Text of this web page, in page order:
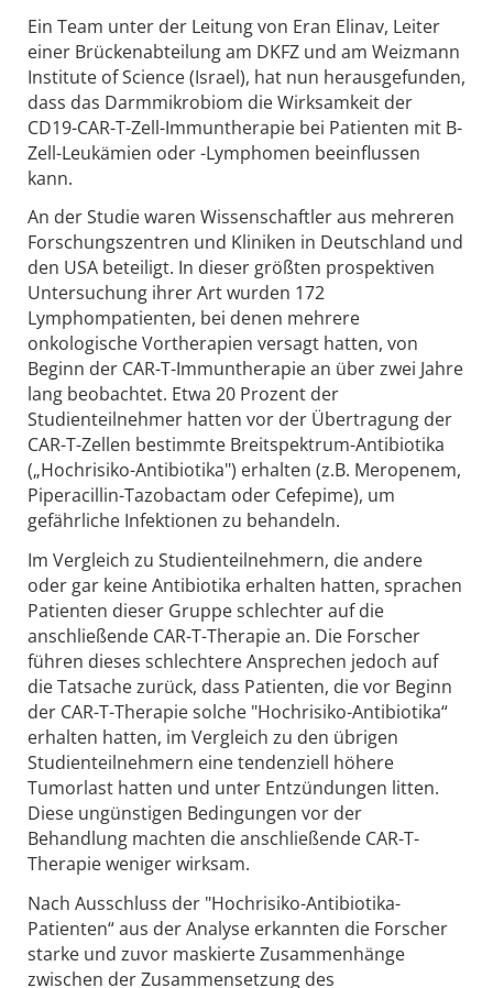
Ein Team unter der Leitung von Eran Elinav, Leiter
einer Brückenabteilung am DKFZ und am Weizmann
Institute of Science (Israel), hat nun herausgefunden,
dass das Darmmikrobiom die Wirksamkeit der
CD19-CAR-T-Zell-Immuntherapie bei Patienten mit B-
Zell-Leukämien oder -Lymphomen beeinflussen
kann.
An der Studie waren Wissenschaftler aus mehreren
Forschungszentren und Kliniken in Deutschland und
den USA beteiligt. In dieser größten prospektiven
Untersuchung ihrer Art wurden 172
Lymphompatienten, bei denen mehrere
onkologische Vortherapien versagt hatten, von
Beginn der CAR-T-Immuntherapie an über zwei Jahre
lang beobachtet. Etwa 20 Prozent der
Studienteilnehmer hatten vor der Übertragung der
CAR-T-Zellen bestimmte Breitspektrum-Antibiotika
(„Hochrisiko-Antibiotika") erhalten (z.B. Meropenem,
Piperacillin-Tazobactam oder Cefepime), um
gefährliche Infektionen zu behandeln.
Im Vergleich zu Studienteilnehmern, die andere
oder gar keine Antibiotika erhalten hatten, sprachen
Patienten dieser Gruppe schlechter auf die
anschließende CAR-T-Therapie an. Die Forscher
führen dieses schlechtere Ansprechen jedoch auf
die Tatsache zurück, dass Patienten, die vor Beginn
der CAR-T-Therapie solche "Hochrisiko-Antibiotika“
erhalten hatten, im Vergleich zu den übrigen
Studienteilnehmern eine tendenziell höhere
Tumorlast hatten und unter Entzündungen litten.
Diese ungünstigen Bedingungen vor der
Behandlung machten die anschließende CAR-T-
Therapie weniger wirksam.
Nach Ausschluss der "Hochrisiko-Antibiotika-
Patienten“ aus der Analyse erkannten die Forscher
starke und zuvor maskierte Zusammenhänge
zwischen der Zusammensetzung des